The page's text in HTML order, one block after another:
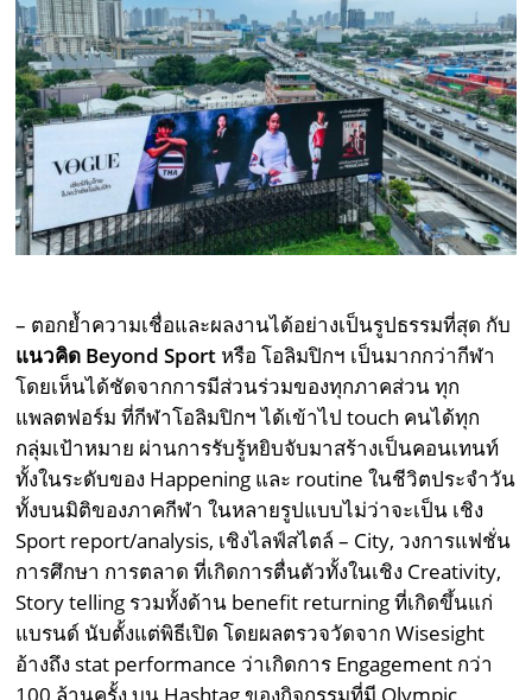
– ตอกย้ำความเชื่อและผลงานได้อย่างเป็นรูปธรรมที่สุด กับ
แนวคิด Beyond Sport หรือ โอลิมปิกฯ เป็นมากกว่ากีฬา
โดยเห็นได้ชัดจากการมีส่วนร่วมของทุกภาคส่วน ทุก
แพลตฟอร์ม ที่กีฬาโอลิมปิกฯ ได้เข้าไป touch คนได้ทุก
กลุ่มเป้าหมาย ผ่านการรับรู้หยิบจับมาสร้างเป็นคอนเทนท์
ทั้งในระดับของ Happening และ routine ในชีวิตประจำวัน
ทั้งบนมิติของภาคกีฬา ในหลายรูปแบบไม่ว่าจะเป็น เชิง
Sport report/analysis, เชิงไลฟ์สไตล์ – City, วงการแฟชั่น
การศึกษา การตลาด ที่เกิดการตื่นตัวทั้งในเชิง Creativity,
Story telling รวมทั้งด้าน benefit returning ที่เกิดขึ้นแก่
แบรนด์ นับตั้งแต่พิธีเปิด โดยผลตรวจวัดจาก Wisesight
อ้างถึง stat performance ว่าเกิดการ Engagement กว่า